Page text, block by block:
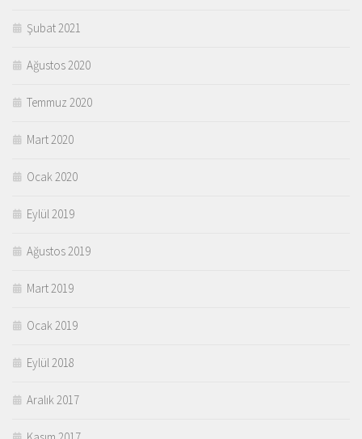
Şubat 2021
Ağustos 2020
Temmuz 2020
Mart 2020
Ocak 2020
Eylül 2019
Ağustos 2019
Mart 2019
Ocak 2019
Eylül 2018
Aralık 2017